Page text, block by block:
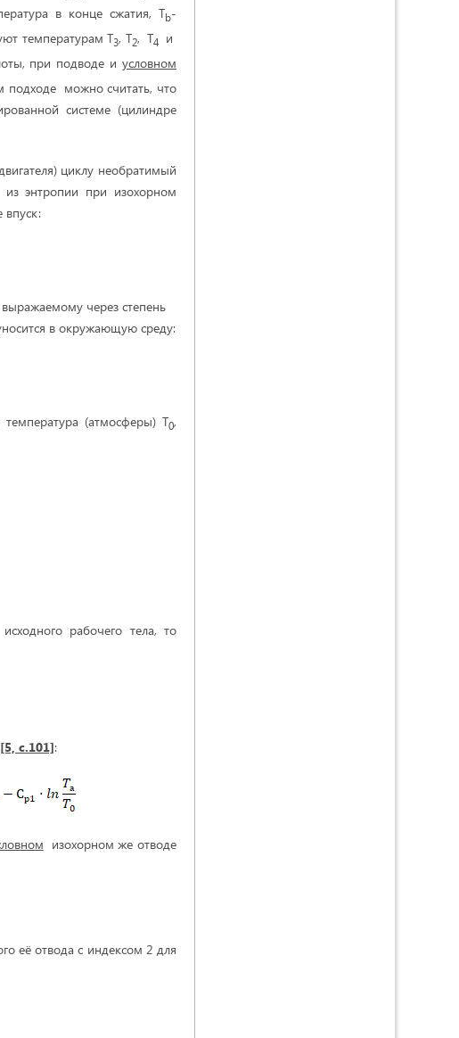
в конце сжатия, Tb-
температурам Т3, Т2, Т4 и
при подводе и условном
подходе можно считать, что
системе (цилиндре
циклу необратимый
энтропии при изохорном
впуск:
через степень
в окружающую среду:
(атмосферы) Т0,
рабочего тела, то
[5, с.101]:
изохорном же отводе
её отвода с индексом 2 для